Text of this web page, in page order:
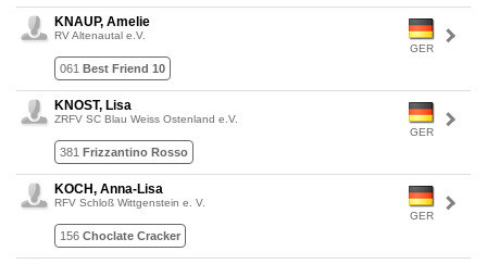
GER
KNAUP, Amelie
RV Altenautal e.V.
061 Best Friend 10
GER
KNOST, Lisa
ZRFV SC Blau Weiss Ostenland e.V.
381 Frizzantino Rosso
GER
KOCH, Anna-Lisa
RFV Schloß Wittgenstein e. V.
156 Choclate Cracker